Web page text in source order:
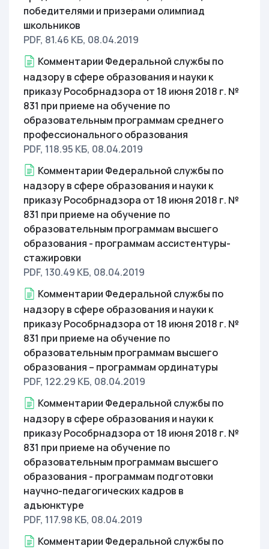
победителями и призерами олимпиад
школьников
PDF, 81.46 КБ, 08.04.2019
Комментарии Федеральной службы по
надзору в сфере образования и науки к
приказу Рособрнадзора от 18 июня 2018 г. №
831 при приеме на обучение по
образовательным программам среднего
профессионального образования
PDF, 118.95 КБ, 08.04.2019
Комментарии Федеральной службы по
надзору в сфере образования и науки к
приказу Рособрнадзора от 18 июня 2018 г. №
831 при приеме на обучение по
образовательным программам высшего
образования - программам ассистентуры-
стажировки
PDF, 130.49 КБ, 08.04.2019
Комментарии Федеральной службы по
надзору в сфере образования и науки к
приказу Рособрнадзора от 18 июня 2018 г. №
831 при приеме на обучение по
образовательным программам высшего
образования – программам ординатуры
PDF, 122.29 КБ, 08.04.2019
Комментарии Федеральной службы по
надзору в сфере образования и науки к
приказу Рособрнадзора от 18 июня 2018 г. №
831 при приеме на обучение по
образовательным программам высшего
образования - программам подготовки
научно-педагогических кадров в
адъюнктуре
PDF, 117.98 КБ, 08.04.2019
Комментарии Федеральной службы по